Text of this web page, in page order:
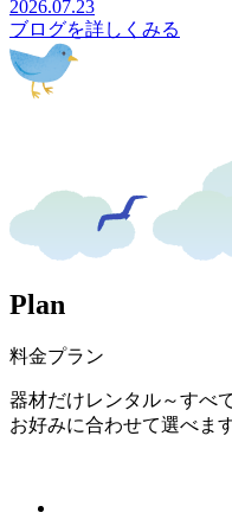
2026.07.23
ブログを詳しくみる
Plan
料金プラン
器材だけレンタル～すべ
お好みに合わせて選べます